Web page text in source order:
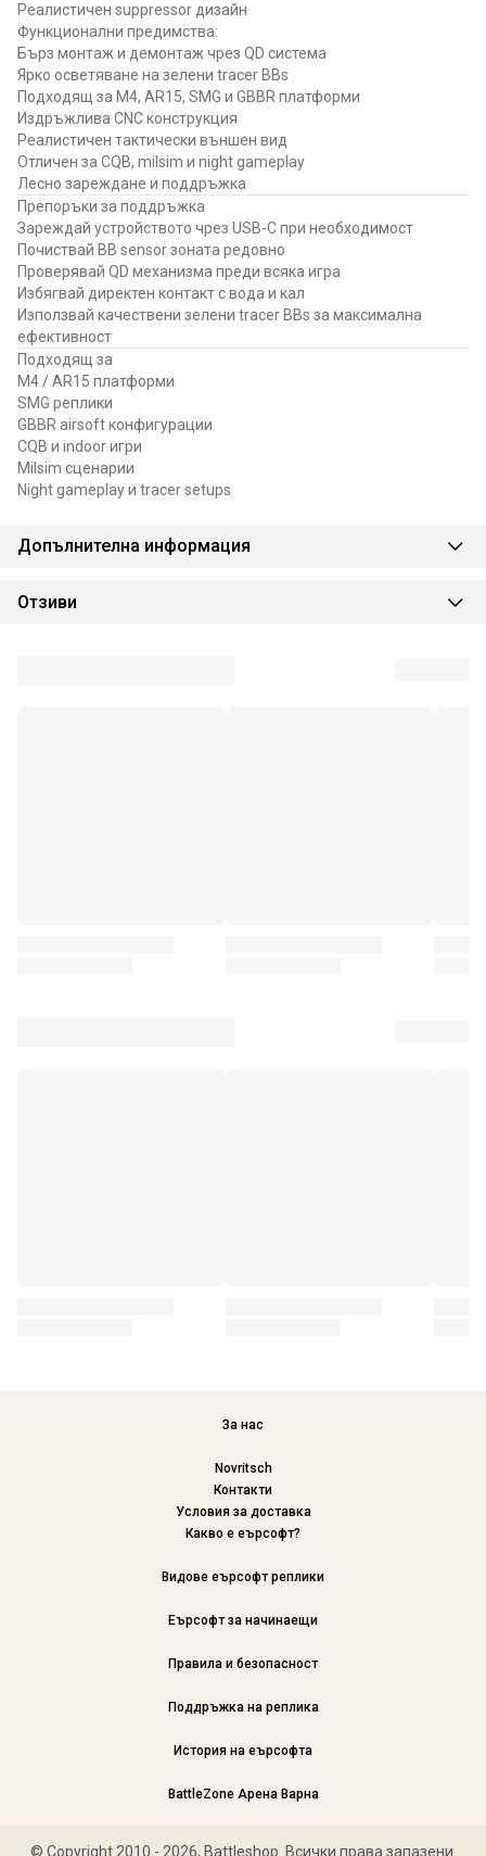
Реалистичен suppressor дизайн
Функционални предимства:
Бърз монтаж и демонтаж чрез QD система
Ярко осветяване на зелени tracer BBs
Подходящ за M4, AR15, SMG и GBBR платформи
Издръжлива CNC конструкция
Реалистичен тактически външен вид
Отличен за CQB, milsim и night gameplay
Лесно зареждане и поддръжка
Препоръки за поддръжка
Зареждай устройството чрез USB-C при необходимост
Почиствай BB sensor зоната редовно
Проверявай QD механизма преди всяка игра
Избягвай директен контакт с вода и кал
Използвай качествени зелени tracer BBs за максимална
ефективност
Подходящ за
M4 / AR15 платформи
SMG реплики
GBBR airsoft конфигурации
CQB и indoor игри
Milsim сценарии
Night gameplay и tracer setups
Допълнителна информация
Отзиви
За нас
Novritsch
Контакти
Условия за доставка
Какво е еърсофт?
Видове еърсофт реплики
Еърсофт за начинаещи
Правила и безопасност
Поддръжка на реплика
История на еърсофта
BattleZone Арена Варна
© Copyright 2010 - 2026, Battleshop. Всички права запазени.